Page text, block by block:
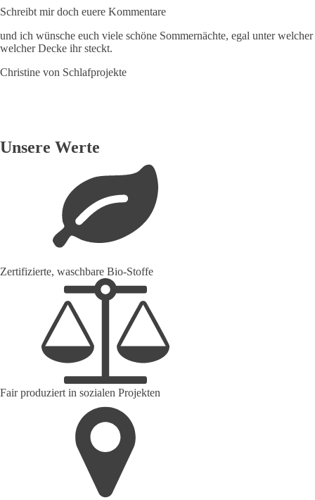
Schreibt mir doch euere Kommentare
und ich wünsche euch viele schöne Sommernächte, egal unter welcher
welcher Decke ihr steckt.
Christine von Schlafprojekte
Unsere Werte
Zertifizierte, waschbare Bio-Stoffe
Fair produziert in sozialen Projekten